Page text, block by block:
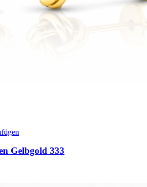
Gelbgold 333